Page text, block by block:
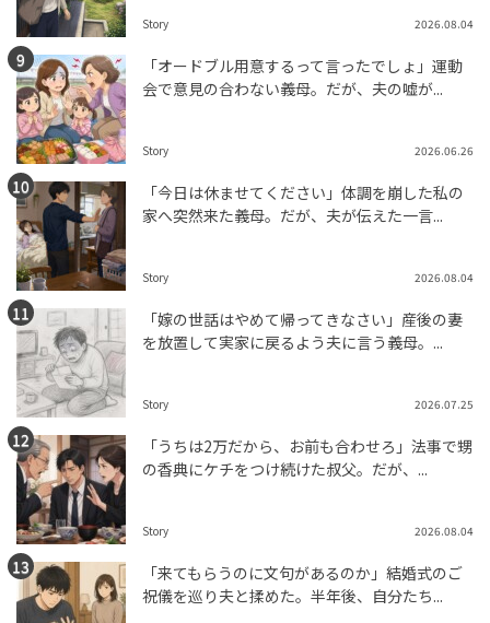
Story 2026.08.04
「オードブル用意するって言ったでしょ」運動
会で意見の合わない義母。だが、夫の嘘が...
Story 2026.06.26
「今日は休ませてください」体調を崩した私の
家へ突然来た義母。だが、夫が伝えた一言...
Story 2026.08.04
「嫁の世話はやめて帰ってきなさい」産後の妻
を放置して実家に戻るよう夫に言う義母。...
Story 2026.07.25
「うちは2万だから、お前も合わせろ」法事で甥
の香典にケチをつけ続けた叔父。だが、...
Story 2026.08.04
「来てもらうのに文句があるのか」結婚式のご
祝儀を巡り夫と揉めた。半年後、自分たち...